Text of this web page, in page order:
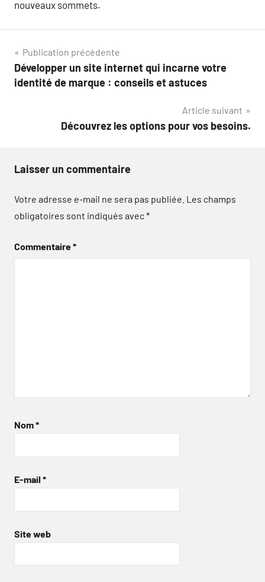
nouveaux sommets.
Navigation
de
Publication précédente
Développer un site internet qui incarne votre
identité de marque : conseils et astuces
Article suivant
Découvrez les options pour vos besoins.
Laisser un commentaire
Votre adresse e-mail ne sera pas publiée. Les champs
obligatoires sont indiqués avec*
Commentaire*
Nom*
E-mail *
Site web